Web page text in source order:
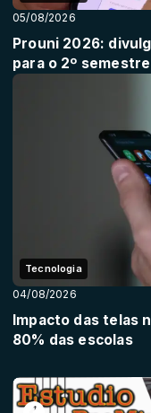
05/08/2026
Prouni 2026:
para o 2º semestre
Tecnologia
04/08/2026
Impacto das telas
80% das escolas